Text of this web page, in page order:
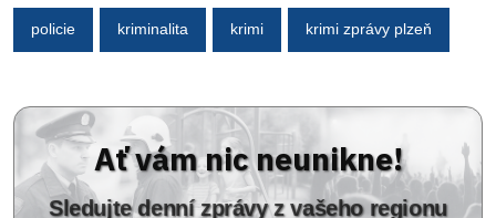
policie kriminalita krimi krimi zprávy plzeň
Ať vám nic neunikne!
Sledujte denní zprávy z vašeho regionu